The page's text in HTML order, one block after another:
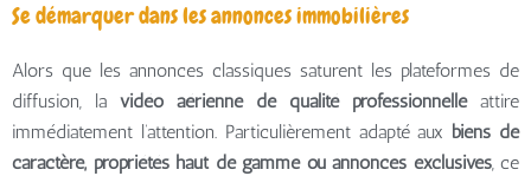
Se démarquer dans les annonces immobilières
Alors que les annonces classiques saturent les plateformes de
diffusion, la vidéo aérienne de qualité professionnelleattire
immédiatement l’attention. Particulièrement adapté aux biens de
caractère, propriétés haut de gamme ou annonces exclusives, ce